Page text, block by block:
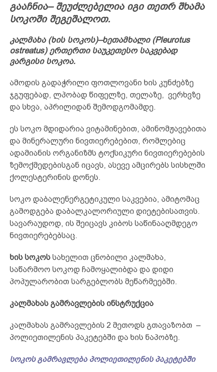
გააჩნია– შეუძლებელია იგი თეთრ შხამა
სოკოში შეგეშალოთ.
კალმახა (ხის სოკოს)–ხეთამხალი (Pleurotus
ostreatus) ერთერთი საუკეთესო საკვებად
ვარგისი სოკოა.
ამოდის გადაჭრილი ფოთლოვანი ხის კუნძებზე
ჯგუფებად, ლპობად წიფელზე, თელაზე, ვერხვზე
და სხვა, აპრილიდან შემოდგომამდე.
ეს სოკო მდიდარია ვიტამინებით, ამინომჟავებითა
და მინერალური ნივთიერებებით, რომლებიც
ადამიანის ორგანიზმს ტოქსიკური ნივთიერებების
ზემოქმედებისგან იცავს, ასევე ამცირებს სისხლში
ქოლესტერინის დონეს.
სოკო დაბალენერგეტიკული საკვებია, ამიტომაც
გამოდგება დაბალკალორიული დიეტებისათვის.
სავარაუდოდ, ის შეიცავს კიბოს საწინააღმდეგო
ნივთიერებებსაც.
ხის სოკოს სახელით ცნობილი კალმახა,
საწარმოო სოკოდ ჩამოყალიბდა და დიდი
პოპულარობით სარგებლობს მეწარმეებში.
კალმახას გამრავლების ინსტრუქცია
კალმახას გამრავლების 2 მეთოდს გთავაზობთ –
პოლიეთილენის პაკეტებში და ხის ნაპობზე.
სოკოს გამრავლება პოლიეთილენის პაკეტებში